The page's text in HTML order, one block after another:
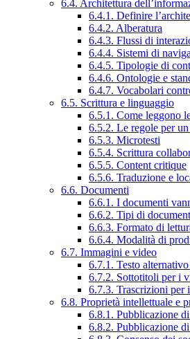
6.4. Architettura
6.4.1. Definire
6.4.2. Alberatura
6.4.3. Flussi di
6.4.4. Sistemi di
6.4.5. Tipologie di
6.4.6. Ontologie e
6.4.7. Vocabolari
6.5. Scrittura e linguaggio
6.5.1. Come leggono
6.5.2. Le regole per
6.5.3. Microtesti
6.5.4. Scrittura
6.5.5. Content critique
6.5.6. Traduzione e
6.6. Documenti
6.6.1. I documenti
6.6.2. Tipi di
6.6.3. Formato di
6.6.4. Modalità di
6.7. Immagini e video
6.7.1. Testo
6.7.2. Sottotitoli per i
6.7.3. Trascrizioni per
6.8. Proprietà intellettuale e
6.8.1. Pubblicazione
6.8.2. Pubblicazione